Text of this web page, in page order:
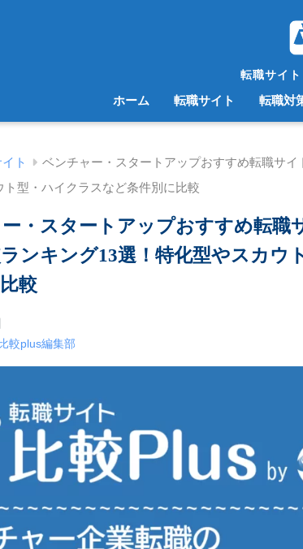
転職サイ
ホーム 転職サイト 転職対
ト
ベンチャー・スタートアップおすすめ転職サ
ト型・ハイクラスなど条件別に比較
・スタートアップおすすめ転職
ンキング13選！特化型やスカウ
較
較plus編集部